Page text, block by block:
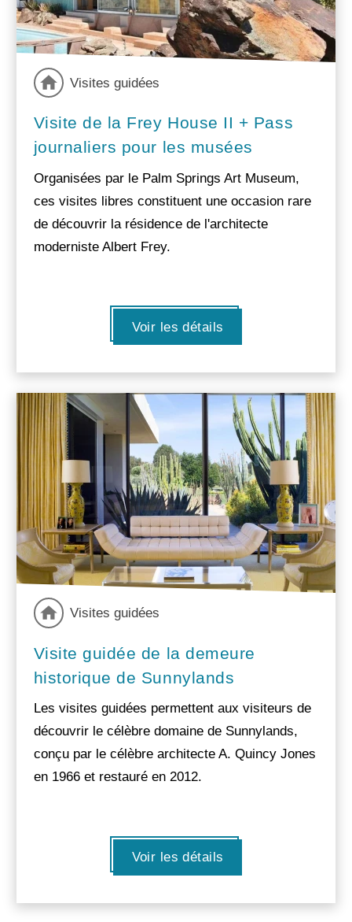
Visites guidées
Visite de la Frey House II + Pass
journaliers pour les musées
Organisées par le Palm Springs Art Museum,
ces visites libres constituent une occasion rare
de découvrir la résidence de l'architecte
moderniste Albert Frey.
Voir les détails
Visites guidées
Visite guidée de la demeure
historique de Sunnylands
Les visites guidées permettent aux visiteurs de
découvrir le célèbre domaine de Sunnylands,
conçu par le célèbre architecte A. Quincy Jones
en 1966 et restauré en 2012.
Voir les détails